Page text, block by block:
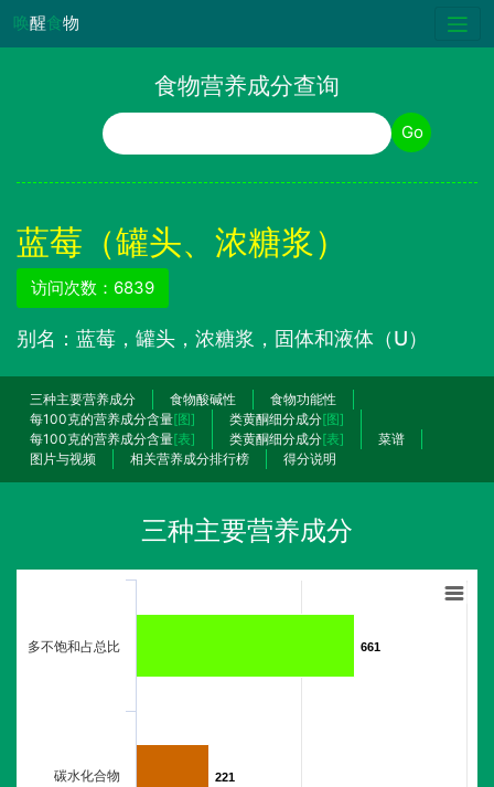
唤醒食物
食物营养成分查询
食物名称 Go
蓝莓（罐头、浓糖浆）
访问次数：6839
别名：蓝莓，罐头，浓糖浆，固体和液体（U）
三种主要营养成分 食物酸碱性
食物功能性
每100克的营养成分含量[图] 类黄酮细分成分[图]
每100克的营养成分含量[表] 类黄酮细分成分[表]
菜谱
图片与视频
相关营养成分排行榜 得分说明
三种主要营养成分
661
661
221
221
多不饱和占总比
碳水化合物